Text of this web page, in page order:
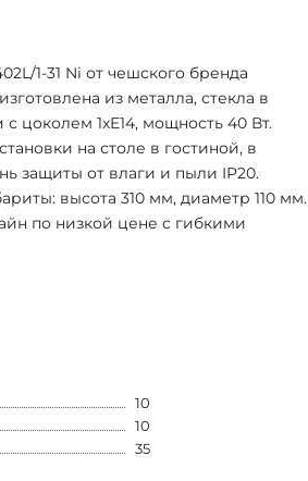
1-31 Ni от чешского бренда
из металла, стекла в
цоколем 1xE14, мощность 40 Вт.
на столе в гостиной, в
защиты от влаги и пыли IP20.
высота 310 мм, диаметр 110 мм.
по низкой цене с гибкими
10
10
35